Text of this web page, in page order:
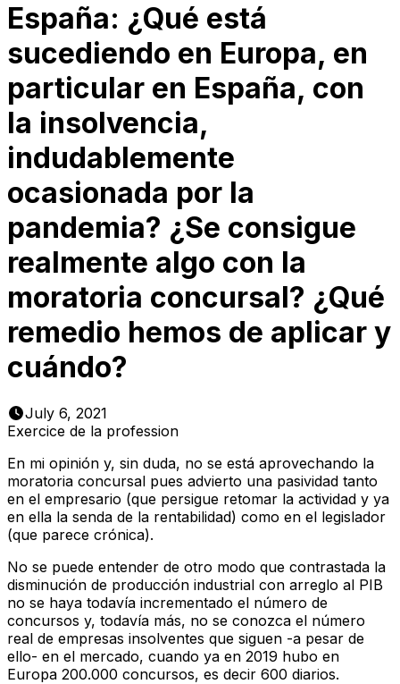
España: ¿Qué está
sucediendo en Europa, en
particular en España, con
la insolvencia,
indudablemente
ocasionada por la
pandemia? ¿Se consigue
realmente algo con la
moratoria concursal? ¿Qué
remedio hemos de aplicar y
cuándo?
July 6, 2021
Exercice de la profession
En mi opinión y, sin duda, no se está aprovechando la
moratoria concursal pues advierto una pasividad tanto
en el empresario (que persigue retomar la actividad y ya
en ella la senda de la rentabilidad) como en el legislador
(que parece crónica).
No se puede entender de otro modo que contrastada la
disminución de producción industrial con arreglo al PIB
no se haya todavía incrementado el número de
concursos y, todavía más, no se conozca el número
real de empresas insolventes que siguen -a pesar de
ello- en el mercado, cuando ya en 2019 hubo en
Europa 200.000 concursos, es decir 600 diarios.